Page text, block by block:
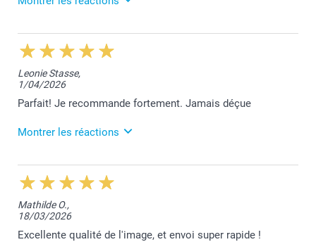
22/06/2026
12:24
Nous sommes ravis de vous savoir satisfaite de vos
faire-part, Julie. Merci beaucoup!
Bien à vous,
Leonie Stasse,
1/04/2026
Parfait! Je recommande fortement. Jamais déçue
Montrer les réactions
7/04/2026
12:58
Quel plaisir de vous lire, merci pour votre
recommandation, Leonie.
Belle journée!
Mathilde O.,
18/03/2026
Excellente qualité de l'image, et envoi super rapide !